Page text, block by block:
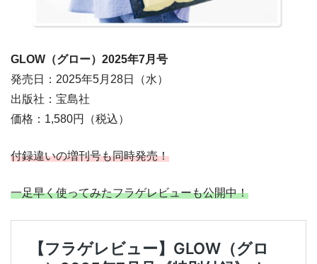
GLOW（グロー）2025年7月号
発売日：2025年5月28日（水）
出版社：宝島社
価格：1,580円（税込）
付録違いの増刊号も同時発売！
一足早く使ってみたフラゲレビューも公開中！